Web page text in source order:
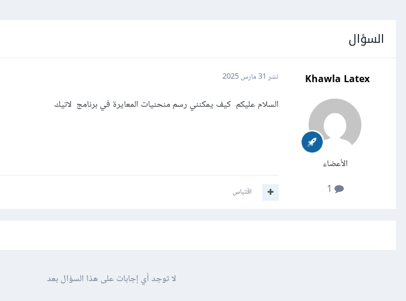
السؤال
Khawla Latex
الأعضاء
نشر 31 مارس 2025
السلام عليكم كيف يمكنني رسم منحنيات المعايرة في برنامج لاتيك
اقتباس
لا توجد أي إجابات على هذا السؤال بعد